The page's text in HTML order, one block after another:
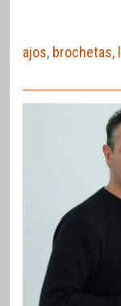
ajos, brochetas,